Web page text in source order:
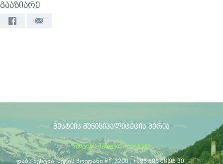
გააზიარე
ᲛᲔᲡᲢᲘᲘᲡ ᲛᲣᲜᲘᲪᲘᲞᲐᲚᲘᲢᲔᲢᲘᲡ ᲛᲔᲠᲘᲐ
მესტიის მუნიციპალიტეტი
დაბა მესტია, სეტის მოედანი #1, 3200 , +995 595 08 95 30